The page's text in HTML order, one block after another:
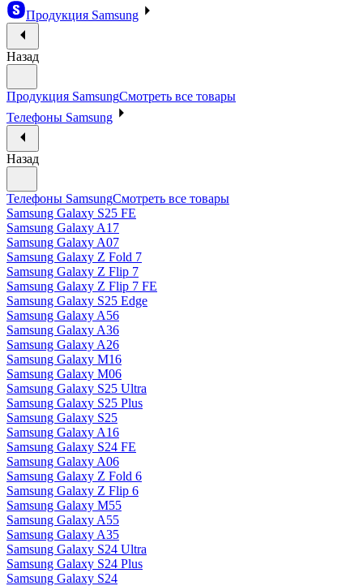
Продукция Samsung
Назад
Продукция SamsungСмотреть все товары
Телефоны Samsung
Назад
Телефоны SamsungСмотреть все товары
Samsung Galaxy S25 FE
Samsung Galaxy A17
Samsung Galaxy A07
Samsung Galaxy Z Fold 7
Samsung Galaxy Z Flip 7
Samsung Galaxy Z Flip 7 FE
Samsung Galaxy S25 Edge
Samsung Galaxy A56
Samsung Galaxy A36
Samsung Galaxy A26
Samsung Galaxy M16
Samsung Galaxy M06
Samsung Galaxy S25 Ultra
Samsung Galaxy S25 Plus
Samsung Galaxy S25
Samsung Galaxy A16
Samsung Galaxy S24 FE
Samsung Galaxy A06
Samsung Galaxy Z Fold 6
Samsung Galaxy Z Flip 6
Samsung Galaxy M55
Samsung Galaxy A55
Samsung Galaxy A35
Samsung Galaxy S24 Ultra
Samsung Galaxy S24 Plus
Samsung Galaxy S24